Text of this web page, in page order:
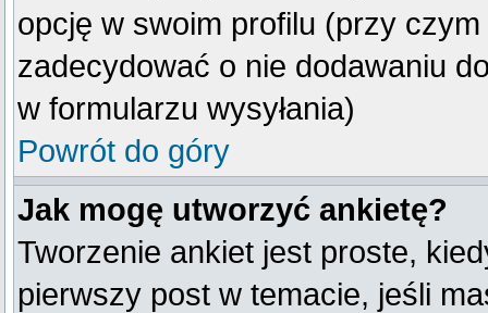
opcję w swoim profilu (przy
zadecydować o nie dodawaniu
w formularzu wysyłania)
Powrót do góry
Jak mogę utworzyć ankietę?
Tworzenie ankiet jest proste,
pierwszy post w temacie, jeśli